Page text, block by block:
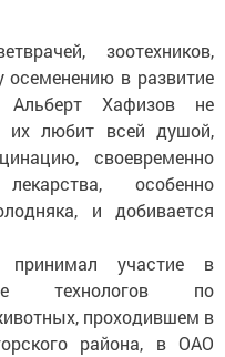
зоотехников,
осеменению в развитие
Альберт Хафизов не
любит всей душой,
своевременно
особенно
и добивается
принимал участие в
технологов по
проходившем в
района, в ОАО